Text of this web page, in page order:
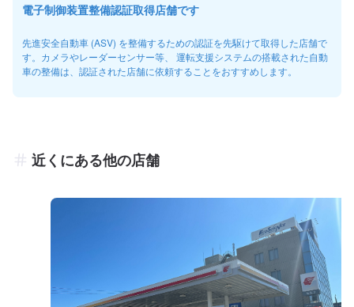
電子制御装置整備認証取得店舗です
先進安全自動車 (ASV) を整備するための認証を先駆けて取得した店舗で
す。カメラやレーダーセンサー等、 運転支援システムの搭載された自動
車の整備は、認証された店舗に依頼することをおすすめします。
近くにある他の店舗